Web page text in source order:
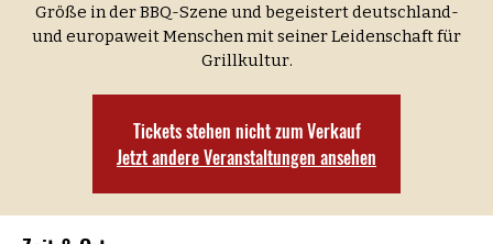
Größe in der BBQ-Szene und begeistert deutschland-
und europaweit Menschen mit seiner Leidenschaft für
Grillkultur.
Tickets stehen nicht zum Verkauf
Jetzt andere Veranstaltungen ansehen